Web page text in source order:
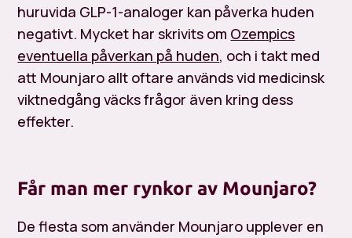
huruvida GLP-1-analoger kan påverka huden
negativt. Mycket har skrivits om Ozempics
eventuella påverkan på huden, och i takt med
att Mounjaro allt oftare används vid medicinsk
viktnedgång väcks frågor även kring dess
effekter.
Får man mer rynkor av Mounjaro?
De flesta som använder Mounjaro upplever en